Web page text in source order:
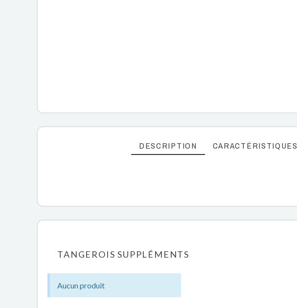
DESCRIPTION CARACTÉRISTIQUES
TANGEROIS SUPPLÉMENTS
Aucun produit